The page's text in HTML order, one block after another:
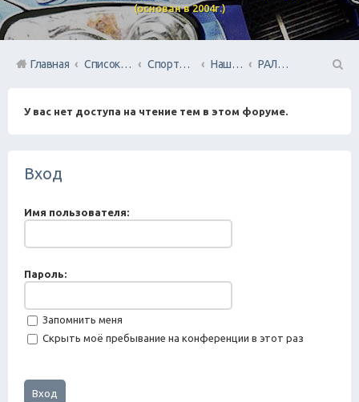
(основан в 2004г.)
Главная Список форумов Спортивный раздел Наша команда SUBARU TEAM SPB
РАЛЛИ
У вас нет доступа на чтение тем в этом форуме.
Вход
Имя пользователя:
Пароль:
Запомнить меня
Скрыть моё пребывание на конференции в этот раз